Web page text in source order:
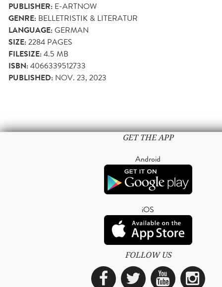
PUBLISHER: E-ARTNOW
GENRE: BELLETRISTIK & LITERATUR
LANGUAGE:GERMAN
SIZE:2284 PAGES
FILESIZE:4.5 MB
ISBN:4066339512733
PUBLISHED: NOV. 23, 2023
GET THE APP
Android
iOS
FOLLOW US
Facebook
Twitter